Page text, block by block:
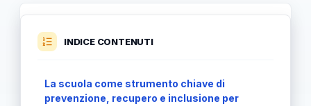
INDICE CONTENUTI
La scuola come strumento chiave di
prevenzione, recupero e inclusione per